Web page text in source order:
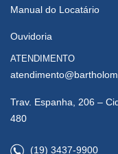
Manual do Locatário
Ouvidoria
ATENDIMENTO
Trav. Espanha, 206 –
480
(19) 3437-9900